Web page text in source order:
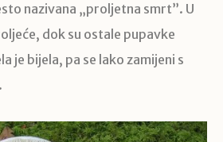
nazivana „proljetna smrt”. U
dok su ostale pupavke
je bijela, pa se lako zamijeni s